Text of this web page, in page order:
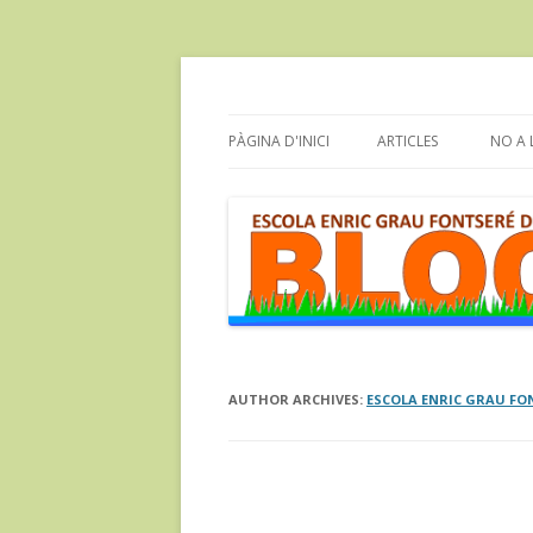
PÀGINA D'INICI ARTICLES NO A
AUTHOR ARCHIVES: ESCOLA ENRIC GRAU